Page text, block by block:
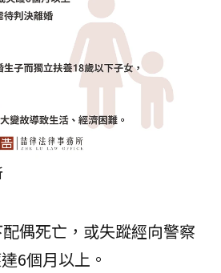
偶死亡，或失蹤經向警察
6個月以上。